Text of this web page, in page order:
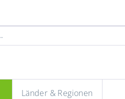
Länder & Regionen